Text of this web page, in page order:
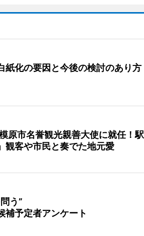
紙化の要因と今後の検討のあり方
原市名誉観光親善大使に就任！駅
観客や市民と奏でた地元愛
う”
予定者アンケート